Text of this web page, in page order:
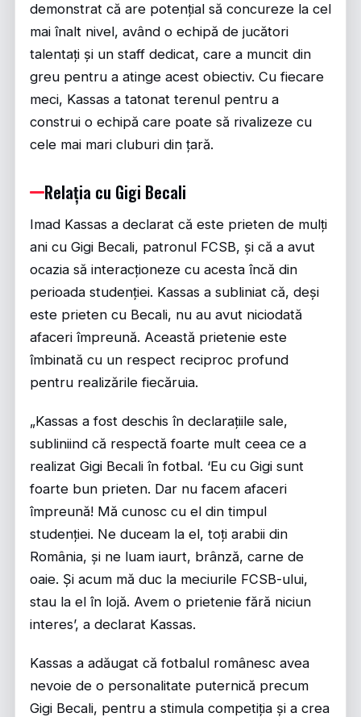
demonstrat că are potențial să concureze la cel
mai înalt nivel, având o echipă de jucători
talentați și un staff dedicat, care a muncit din
greu pentru a atinge acest obiectiv. Cu fiecare
meci, Kassas a tatonat terenul pentru a
construi o echipă care poate să rivalizeze cu
cele mai mari cluburi din țară.
Relația cu Gigi Becali
Imad Kassas a declarat că este prieten de mulți
ani cu Gigi Becali, patronul FCSB, și că a avut
ocazia să interacționeze cu acesta încă din
perioada studenției. Kassas a subliniat că, deși
este prieten cu Becali, nu au avut niciodată
afaceri împreună. Această prietenie este
îmbinată cu un respect reciproc profund
pentru realizările fiecăruia.
„Kassas a fost deschis în declarațiile sale,
subliniind că respectă foarte mult ceea ce a
realizat Gigi Becali în fotbal. ‘Eu cu Gigi sunt
foarte bun prieten. Dar nu facem afaceri
împreună! Mă cunosc cu el din timpul
studenției. Ne duceam la el, toți arabii din
România, și ne luam iaurt, brânză, carne de
oaie. Și acum mă duc la meciurile FCSB-ului,
stau la el în lojă. Avem o prietenie fără niciun
interes’, a declarat Kassas.
Kassas a adăugat că fotbalul românesc avea
nevoie de o personalitate puternică precum
Gigi Becali, pentru a stimula competiția și a crea